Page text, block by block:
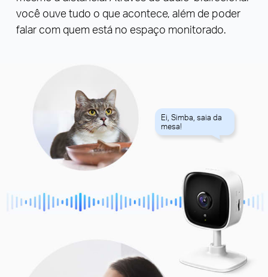
você ouve tudo o que acontece, além de poder
falar com quem está no espaço monitorado.
Ei, Simba, saia da
mesa!